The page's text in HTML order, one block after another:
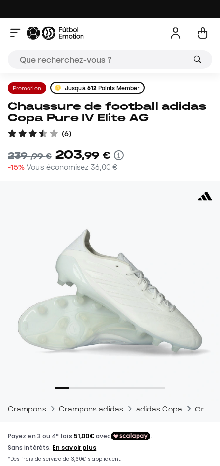
Promotion Jusqu'à612 Points Member
Chaussure de football adidas
Copa Pure IV Elite AG
(6)
239,99 € 203,99 €
-15% Vous économisez 36,00 €
Crampons Crampons adidas adidas Copa